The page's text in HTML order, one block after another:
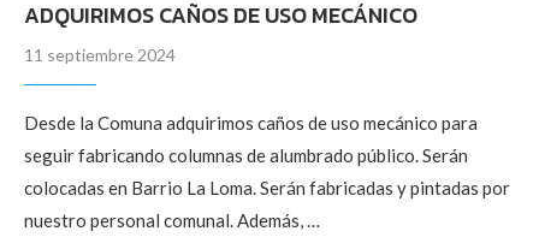
ADQUIRIMOS CAÑOS DE USO MECÁNICO
11 septiembre 2024
Desde la Comuna adquirimos caños de uso mecánico para
seguir fabricando columnas de alumbrado público. Serán
colocadas en Barrio La Loma. Serán fabricadas y pintadas por
nuestro personal comunal. Además, …